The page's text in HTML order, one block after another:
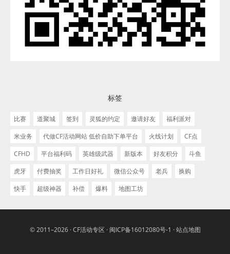
标签
比赛 道聚城 签到 灵狐的约定 邀请好友
福利派对
米业务
代做CF活动网站 低价自助下单平台 火线计划
CF点
CFHD
平台福利码 英雄级武器 新版本 好友积分
斗鱼
虎牙
付费抽奖 工作日好礼 微信公众号 老兵
换购
快手
超级神器 补偿 爆料 地图工坊
© 2011–2026 ·CF活动专区 · 闽ICP备16012080号-1 ·站点地图